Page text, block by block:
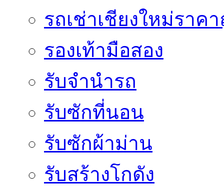
รถเช่าเชียงใหม่ราค
รองเท้ามือสอง
รับจำนำรถ
รับซักที่นอน
รับซักผ้าม่าน
รับสร้างโกดัง